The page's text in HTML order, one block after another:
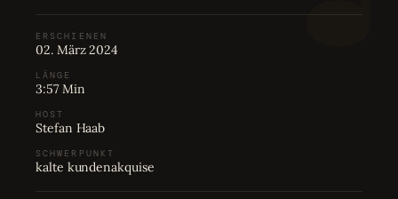
ERSCHIENEN
02. März 2024
LÄNGE
3:57 Min
HOST
Stefan Haab
SCHWERPUNKT
kalte kundenakquise